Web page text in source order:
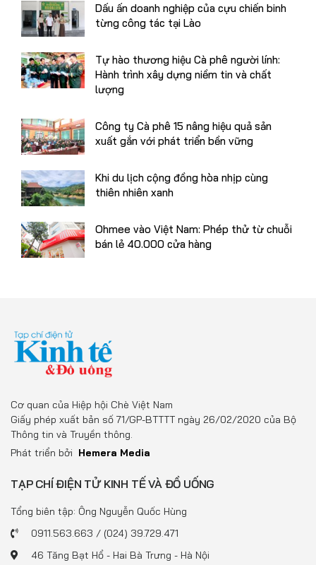
Dấu ấn doanh nghiệp của cựu chiến binh
từng công tác tại Lào
Tự hào thương hiệu Cà phê người lính:
Hành trình xây dựng niềm tin và chất
lượng
Công ty Cà phê 15 nâng hiệu quả sản
xuất gắn với phát triển bền vững
Khi du lịch cộng đồng hòa nhịp cùng
thiên nhiên xanh
Ohmee vào Việt Nam: Phép thử từ chuỗi
bán lẻ 40.000 cửa hàng
Cơ quan của Hiệp hội Chè Việt Nam
Giấy phép xuất bản số 71/GP-BTTTT ngày 26/02/2020 của Bộ
Thông tin và Truyền thông.
Phát triển bởi Hemera Media
TẠP CHÍ ĐIỆN TỬ KINH TẾ VÀ ĐỒ UỐNG
Tổng biên tập: Ông Nguyễn Quốc Hùng
0911.563.663 / (024) 39.729.471
46 Tăng Bạt Hổ - Hai Bà Trưng - Hà Nội